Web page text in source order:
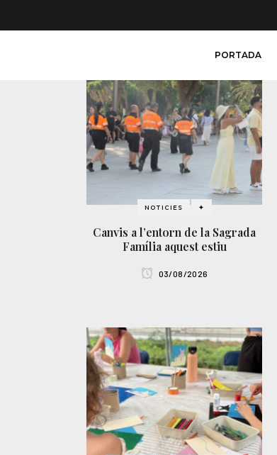
PORTADA
NOTICIES ✦
Canvis a l’entorn de la Sagrada
Família aquest estiu
03/08/2026